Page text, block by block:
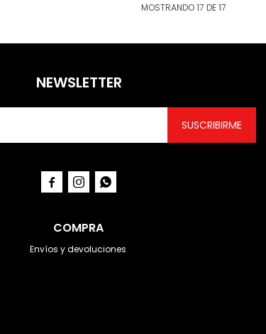
MOSTRANDO17 DE17
COMPRA
Envíos y devoluciones
NEWSLETTER
SUSCRIBIRME
  